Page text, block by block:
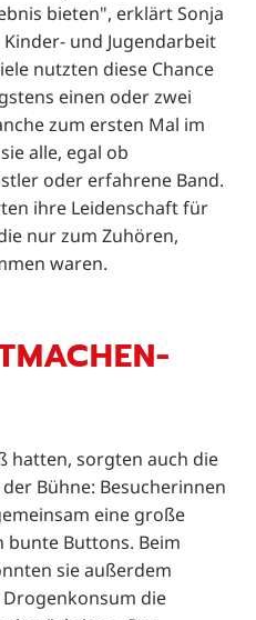
bieten", erklärt Sonja
und Jugendarbeit
nutzten diese Chance
einen oder zwei
zum ersten Mal im
alle, egal ob
oder erfahrene Band.
ihre Leidenschaft für
nur zum Zuhören,
waren.
hatten, sorgten auch die
Bühne: Besucherinnen
eine große
bunte Buttons. Beim
sie außerdem
die